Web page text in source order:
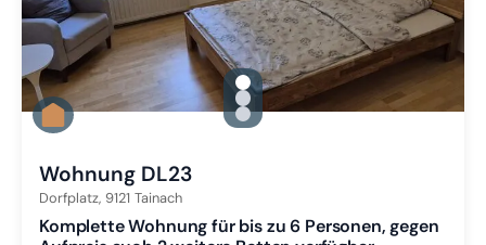
gallery.slide_selector
Zu Slide 1 wechseln
Zu Slide 2 wechseln
Zu Slide 3 wechseln
Wohnung DL23
Dorfplatz, 9121 Tainach
Komplette Wohnung für bis zu 6 Personen, gegen